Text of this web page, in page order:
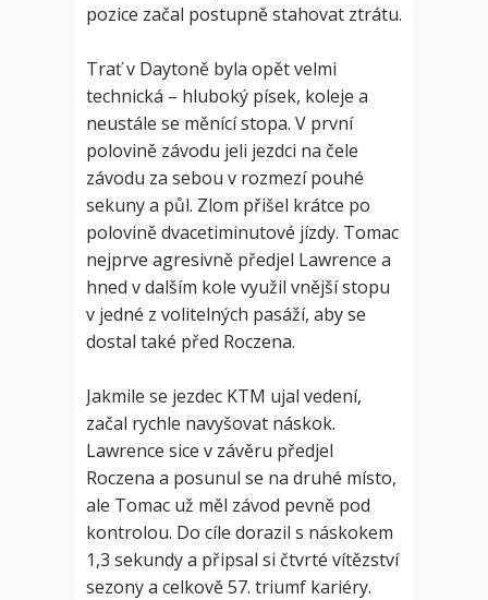
pozice začal postupně stahovat ztrátu.
Trať v Daytoně byla opět velmi
technická – hluboký písek, koleje a
neustále se měnící stopa. V první
polovině závodu jeli jezdci na čele
závodu za sebou v rozmezí pouhé
sekuny a půl. Zlom přišel krátce po
polovině dvacetiminutové jízdy. Tomac
nejprve agresivně předjel Lawrence a
hned v dalším kole využil vnější stopu
v jedné z volitelných pasáží, aby se
dostal také před Roczena.
Jakmile se jezdec KTM ujal vedení,
začal rychle navyšovat náskok.
Lawrence sice v závěru předjel
Roczena a posunul se na druhé místo,
ale Tomac už měl závod pevně pod
kontrolou. Do cíle dorazil s náskokem
1,3 sekundy a připsal si čtvrté vítězství
sezony a celkově 57. triumf kariéry.